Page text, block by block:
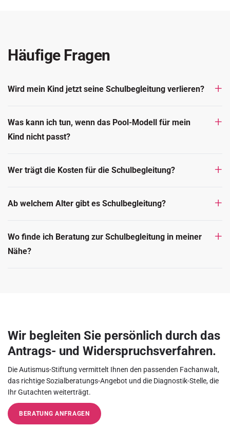
Häufige Fragen
Wird mein Kind jetzt seine Schulbegleitung verlieren?
Was kann ich tun, wenn das Pool-Modell für mein
Kind nicht passt?
Wer trägt die Kosten für die Schulbegleitung?
Ab welchem Alter gibt es Schulbegleitung?
Wo finde ich Beratung zur Schulbegleitung in meiner
Nähe?
Wir begleiten Sie persönlich durch das
Antrags- und Widerspruchsverfahren.
Die Autismus-Stiftung vermittelt Ihnen den passenden Fachanwalt,
das richtige Sozialberatungs-Angebot und die Diagnostik-Stelle, die
Ihr Gutachten weiterträgt.
BERATUNG ANFRAGEN